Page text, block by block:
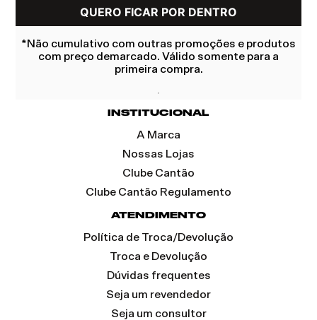
*Não cumulativo com outras promoções e produtos
com preço demarcado. Válido somente para a
primeira compra.
INSTITUCIONAL
A Marca
Nossas Lojas
Clube Cantão
Clube Cantão Regulamento
ATENDIMENTO
Política de Troca/Devolução
Troca e Devolução
Dúvidas frequentes
Seja um revendedor
Seja um consultor